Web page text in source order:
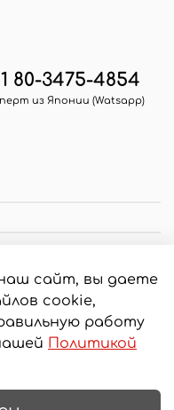
80-3475-4854
из Японии (Watsapp)
без
сайт, вы даете
cookie,
работу
Политикой